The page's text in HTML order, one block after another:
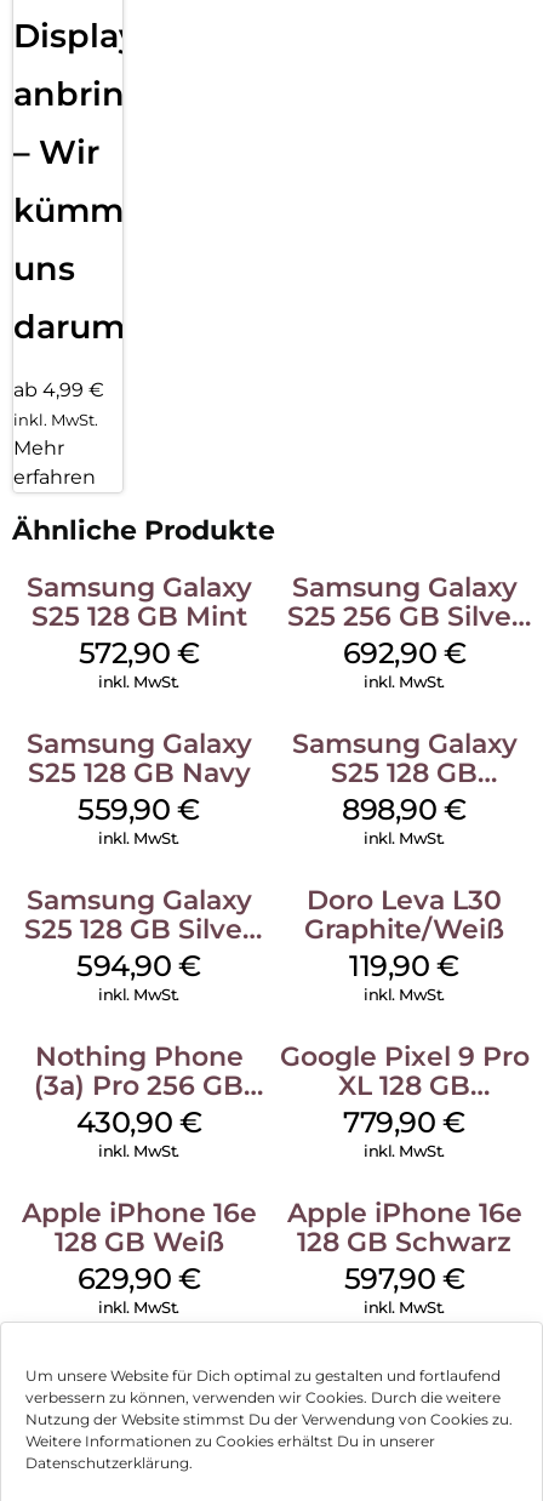
Um unsere Website für Dich optimal zu gestalten und fortlaufend
verbessern zu können, verwenden wir Cookies. Durch die weitere
Nutzung der Website stimmst Du der Verwendung von Cookies zu.
Weitere Informationen zu Cookies erhältst Du in unserer
Datenschutzerklärung.
Displayfolie
anbringen
– Wir
kümmern
uns
darum!
ab 4,99 €
inkl. MwSt.
Mehr
erfahren
Ähnliche Produkte
Samsung Galaxy
S25 128 GB Mint
572,90 €
inkl. MwSt.
Samsung Galaxy
S25 256 GB Silver
Shadow
692,90 €
inkl. MwSt.
Samsung Galaxy
S25 128 GB Navy
559,90€
inkl. MwSt.
Samsung Galaxy
S25 128 GB
Icyblue
898,90€
inkl. MwSt.
Samsung Galaxy
S25 128 GB Silver
Shadow
594,90€
inkl. MwSt.
Doro Leva L30
Graphite/Weiß
119,90€
inkl. MwSt.
Nothing Phone
(3a) Pro 256 GB
Grey
430,90 €
inkl. MwSt.
Google Pixel 9 Pro
XL 128 GB
Obsidian
779,90€
inkl. MwSt.
Apple iPhone 16e
128 GB Weiß
629,90 €
inkl. MwSt.
Apple iPhone 16e
128 GB Schwarz
597,90 €
inkl. MwSt.
Impressum